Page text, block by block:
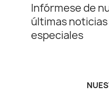
Infórmese de
últimas
especiales